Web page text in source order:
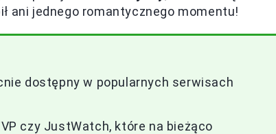
ani jednego romantycznego momentu!
dostępny w popularnych serwisach
czy JustWatch, które na bieżąco